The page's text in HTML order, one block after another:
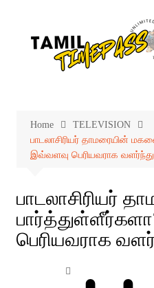
Home
TELEVISION
பாடலாசிரியர் தாமரையின்
இவ்வளவு பெரியவராக
பாடலாசிரியர்
பெரியவராக